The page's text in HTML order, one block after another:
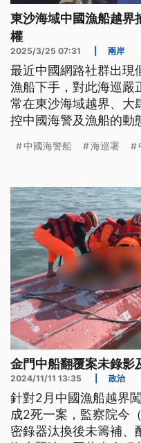
東沙海域中國漁船越界
權
2025/3/25 07:31 兩岸
最近中國網路社群出現
漁船下手，對此海巡嚴
常在東沙海域越界、大
控中國海警及漁船的動
中國海警船 海巡署
金門中船翻覆案未錄影
2024/11/11 13:35 政治
針對2月中國漁船越界
成2死一案，監察院今
密錄器汰換後未籌補、